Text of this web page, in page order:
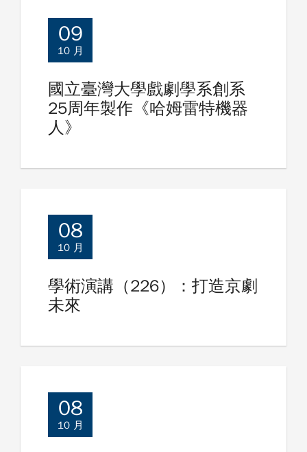
09
10 月
國立臺灣大學戲劇學系創系
25周年製作《哈姆雷特機器
人》
08
10 月
學術演講（226）：打造京劇
未來
08
10 月